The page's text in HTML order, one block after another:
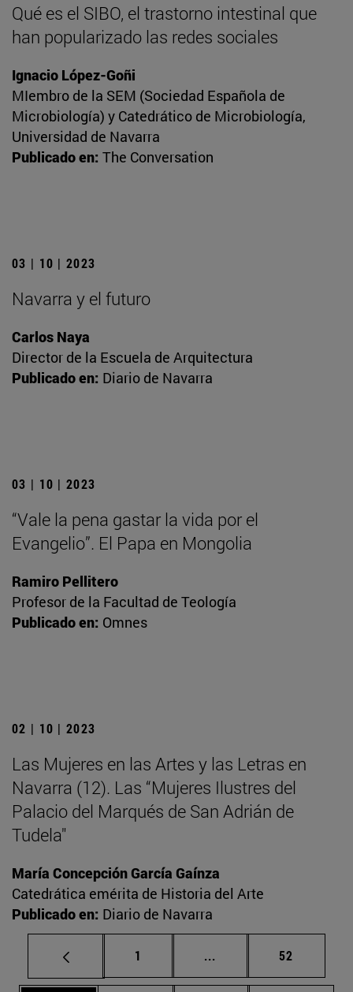
Qué es el SIBO, el trastorno intestinal que
han popularizado las redes sociales
Ignacio López-Goñi
MIembro de la SEM (Sociedad Española de
Microbiología) y Catedrático de Microbiología,
Universidad de Navarra
Publicado en: The Conversation
03 | 10 | 2023
Navarra y el futuro
Carlos Naya
Director de la Escuela de Arquitectura
Publicado en: Diario de Navarra
03 | 10 | 2023
“Vale la pena gastar la vida por el
Evangelio”. El Papa en Mongolia
Ramiro Pellitero
Profesor de la Facultad de Teología
Publicado en: Omnes
02 | 10 | 2023
Las Mujeres en las Artes y las Letras en
Navarra (12). Las “Mujeres Ilustres del
Palacio del Marqués de San Adrián de
Tudela"
María Concepción García Gaínza
Catedrática emérita de Historia del Arte
Publicado en: Diario de Navarra
Página
1 ... Páginas intermedias
Página
52